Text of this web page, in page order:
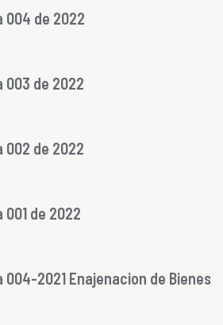
004 de 2022
003 de 2022
002 de 2022
de 2022
2021 Enajenacion de Bienes